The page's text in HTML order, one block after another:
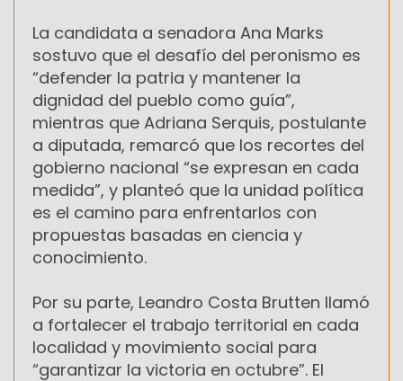
La candidata a senadora Ana Marks
sostuvo que el desafío del peronismo es
“defender la patria y mantener la
dignidad del pueblo como guía”,
mientras que Adriana Serquis, postulante
a diputada, remarcó que los recortes del
gobierno nacional “se expresan en cada
medida”, y planteó que la unidad política
es el camino para enfrentarlos con
propuestas basadas en ciencia y
conocimiento.
Por su parte, Leandro Costa Brutten llamó
a fortalecer el trabajo territorial en cada
localidad y movimiento social para
“garantizar la victoria en octubre”. El